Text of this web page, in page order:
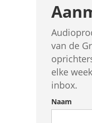
van de
elke
inbox.
Naam